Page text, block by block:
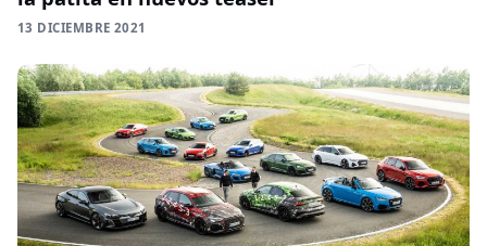
13 DICIEMBRE 2021